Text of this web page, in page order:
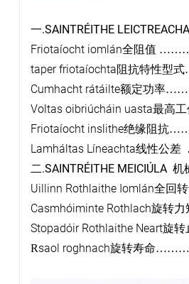
一.SAINTRÉITHE
Friotaíocht iomlán全阻值
taper friotaíochta阻抗特性型式
Cumhacht rátáilte额定功率
Voltas oibriúcháin uasta最高
Friotaíocht inslithe绝缘阻抗
Lamháltas Líneachta线性公差
二.SAINTRÉITHE MEICIÚLA 机
Uillinn Rothlaithe Iomlán全回
Casmhóiminte Rothlach旋转力
Stopadóir Rothlaithe Neart旋转
Rsaol roghnach旋转寿命